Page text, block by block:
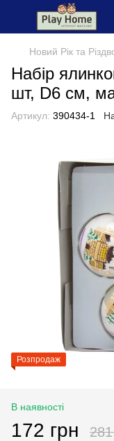
Новий Рік та
Набір
шт, D6 см,
Артикул: 390434-1
Розпродаж
В наявності
172 грн